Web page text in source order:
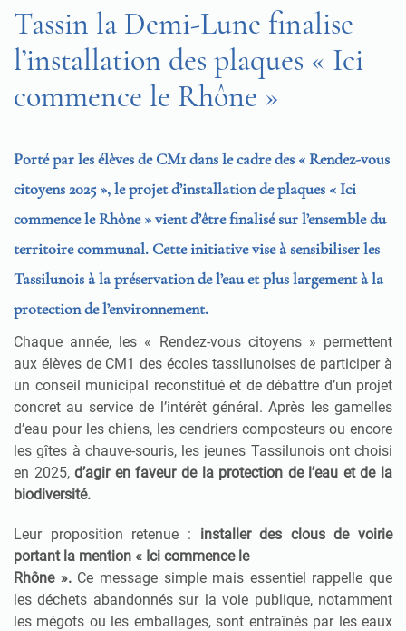
Tassin la Demi-Lune finalise
l’installation des plaques « Ici
commence le Rhône »
Porté par les élèves de CM1 dans le cadre des « Rendez-vous
citoyens 2025 », le projet d’installation de plaques « Ici
commence le Rhône » vient d’être finalisé sur l’ensemble du
territoire communal. Cette initiative vise à sensibiliser les
Tassilunois à la préservation de l’eau et plus largement à la
protection de l’environnement.
Chaque année, les « Rendez-vous citoyens » permettent
aux élèves de CM1 des écoles tassilunoises de participer à
un conseil municipal reconstitué et de débattre d’un projet
concret au service de l’intérêt général. Après les gamelles
d’eau pour les chiens, les cendriers composteurs ou encore
les gîtes à chauve-souris, les jeunes Tassilunois ont choisi
en 2025,d’agir en faveur de la protection de l’eau et de la
biodiversité.
Leur proposition retenue : installer des clous de voirie
portant la mention « Ici commence le
Rhône ». Ce message simple mais essentiel rappelle que
les déchets abandonnés sur la voie publique, notamment
les mégots ou les emballages, sont entraînés par les eaux